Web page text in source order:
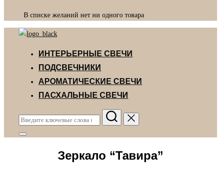
В списке желаний нет ни одного товара
Перейти
содержимомуИНТЕРЬЕРНЫЕ СВЕЧИ
ПОДСВЕЧНИКИ
АРОМАТИЧЕСКИЕ СВЕЧИ
ПАСХАЛЬНЫЕ СВЕЧИ
Поиск
по:
Переключить
Зеркало “Тавира”